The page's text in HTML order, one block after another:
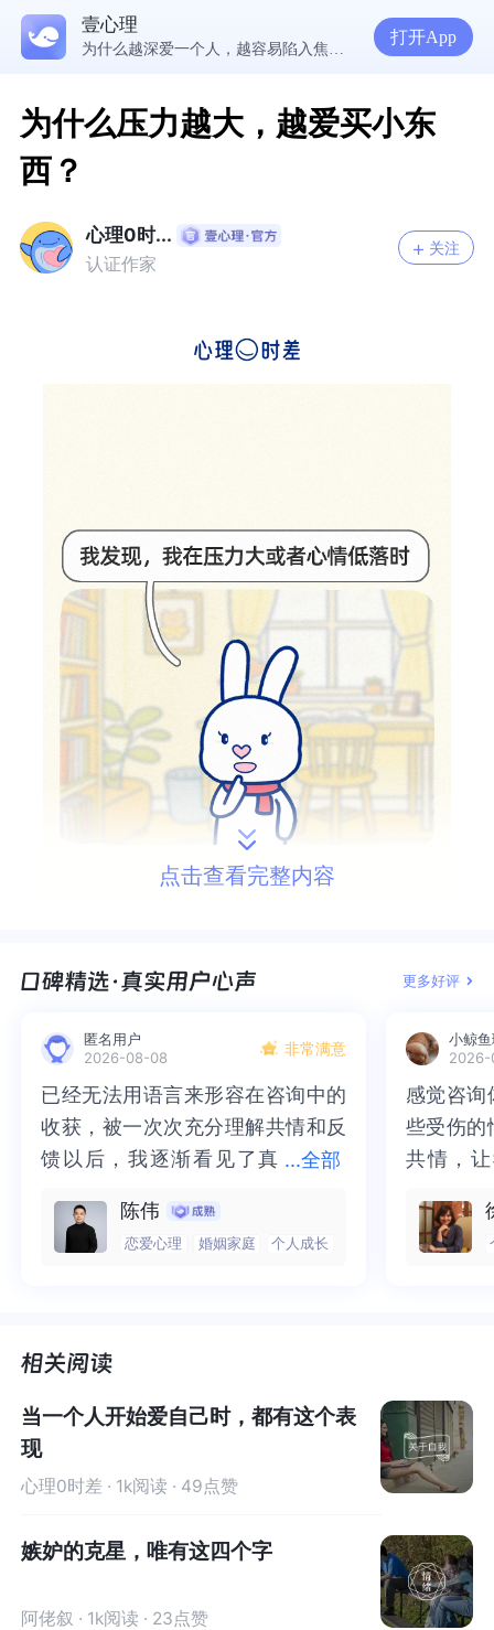
壹心理
5300万人在这里获得专业心理帮助
打开App
为什么压力越大，越爱买小东
西？
心理0时...
认证作家
关注
点击查看完整内容
更多好评
匿名用户
2026-08-08
非常满意
...全部
已经无法用语言来形容在咨询中的
收获，被一次次充分理解共情和反
馈以后，我逐渐看见了真
清晰，也慢慢找回了内在的力量。
虽然不知道还要有多久的路要走，
这里，让我真切的感受到了🙏❤️
已经无法用语言来形容在咨询中的
收获，被一次次充分理解共情和反
馈以后，我逐渐看见了真实的那
也慢慢找回了内在的力量。虽然不
知道还要有多久的路要走，但我很
让我真切的感受到了🙏❤️
陈伟
恋爱心理 婚姻家庭 个人成长
小鲸
感觉咨询
些受伤的
共情，
一部分
而且当
感觉咨询
些受伤的
共情，让
处理的
询师准
当一个人开始爱自己时，都有这个表
现
心理0时差 · 1k阅读 · 49点赞
嫉妒的克星，唯有这四个字
阿佬叙 · 1k阅读 · 23点赞